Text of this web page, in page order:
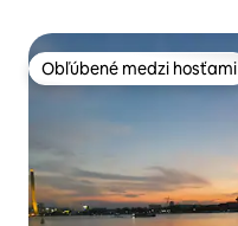
Obľúbené medzi hosťami
Obľúbené medzi hosťami